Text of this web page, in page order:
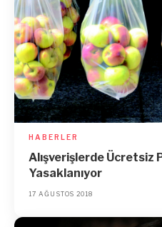
HABERLER
Alışverişlerde Ücretsiz
Yasaklanıyor
17 AĞUSTOS 2018